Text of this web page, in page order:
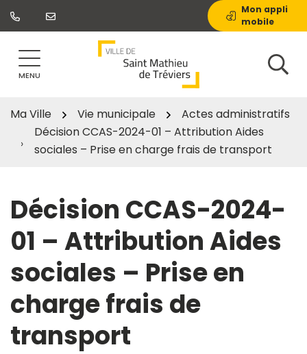
Aller
Mon appli
mobile
MENU
Ma Ville Vie municipale
Actes administratifs
Décision CCAS-2024-01 – Attribution Aides
sociales – Prise en charge frais de transport
Décision CCAS-2024-
01 – Attribution Aides
sociales – Prise en
charge frais de
transport